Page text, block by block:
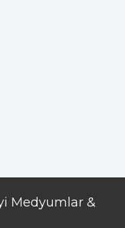
Medyumlar &